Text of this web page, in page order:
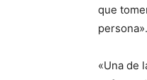
que
persona».
«Una de